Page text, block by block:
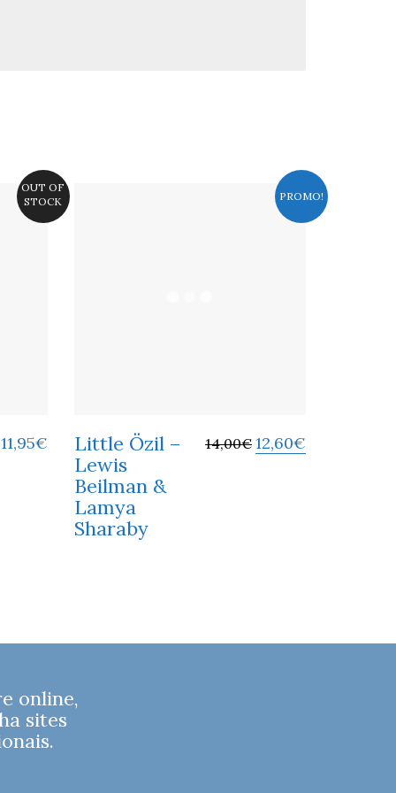
OUT OF
STOCK
11,95€
PROMO!
Little Özil –
Lewis
Beilman &
Lamya
Sharaby
14,00€ 12,60€
online,
sites